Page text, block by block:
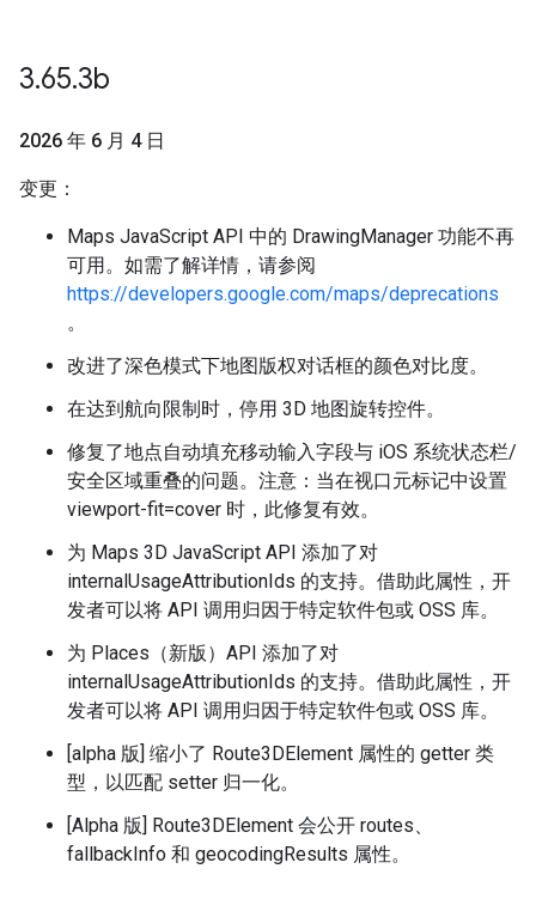
3.65.3b
2026 年 6 月 4 日
变更：
Maps JavaScript API 中的 DrawingManager 功能不再
可用。如需了解详情，请参阅
https://developers.google.com/maps/deprecations
。
改进了深色模式下地图版权对话框的颜色对比度。
在达到航向限制时，停用 3D 地图旋转控件。
修复了地点自动填充移动输入字段与 iOS 系统状态栏/
安全区域重叠的问题。注意：当在视口元标记中设置
viewport-fit=cover 时，此修复有效。
为 Maps 3D JavaScript API 添加了对
internalUsageAttributionIds 的支持。借助此属性，开
发者可以将 API 调用归因于特定软件包或 OSS 库。
为 Places（新版）API 添加了对
internalUsageAttributionIds 的支持。借助此属性，开
发者可以将 API 调用归因于特定软件包或 OSS 库。
[alpha 版] 缩小了 Route3DElement 属性的 getter 类
型，以匹配 setter 归一化。
[Alpha 版] Route3DElement 会公开 routes、
fallbackInfo 和 geocodingResults 属性。